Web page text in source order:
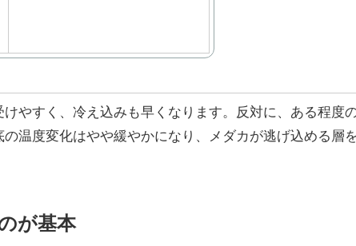
やすく、冷え込みも早くなります。反対に、ある程度
温度変化はやや緩やかになり、メダカが逃げ込める層
が基本